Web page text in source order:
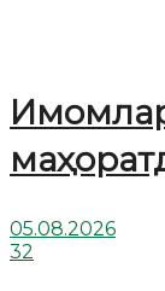
05.08.2026
32